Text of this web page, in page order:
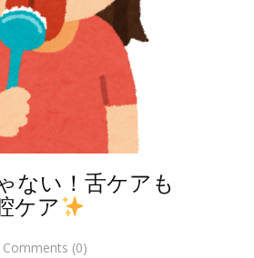
ない！舌ケアも
ケア
Comments (0)